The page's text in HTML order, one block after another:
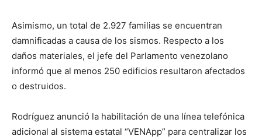
Asimismo, un total de 2.927 familias se encuentran
damnificadas a causa de los sismos. Respecto a los
daños materiales, el jefe del Parlamento venezolano
informó que al menos 250 edificios resultaron afectados
o destruidos.
Rodríguez anunció la habilitación de una línea telefónica
adicional al sistema estatal “VENApp” para centralizar los